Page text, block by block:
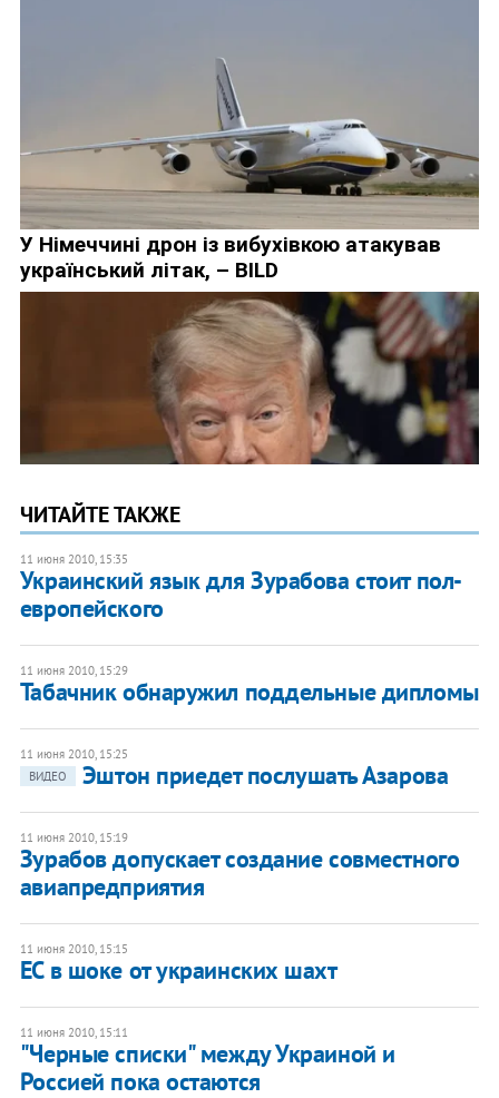
ЧИТАЙТЕ ТАКЖЕ
11 июня 2010, 15:35
Украинский язык для Зурабова стоит пол-
европейского
11 июня 2010, 15:29
Табачник обнаружил поддельные дипломы
11 июня 2010, 15:25
ВИДЕО
Эштон приедет послушать Азарова
11 июня 2010, 15:19
Зурабов допускает создание совместного
авиапредприятия
11 июня 2010, 15:15
ЕС в шоке от украинских шахт
11 июня 2010, 15:11
"Черные списки" между Украиной и
Россией пока остаются